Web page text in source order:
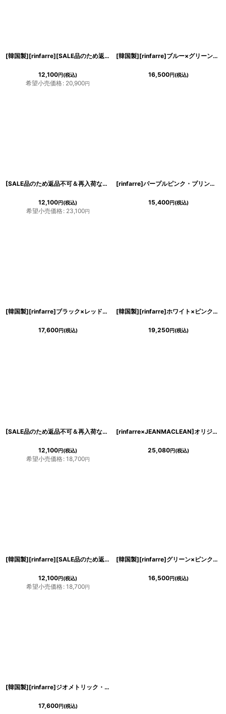
[韓国製][rinfarre][SALE品のため返品不可＆再入荷なしの現品限り]ポップデザイン・襟&ボタン・半袖 ・タイト・ショート・ミニドレス・ワンピース[MIRIN着用][送料無料]
12,100円(税込)
希望小売価格: 20,900円
[韓国製][rinfarre]ブルー×グリーン・ジオメトリック・Vネック・カシュクール・七分袖・マキシ・ロングドレス・ラップワンピース[MIRIN着用][送料無料]
16,500円(税込)
[SALE品のため返品不可＆再入荷なしの現品限り][韓国製][rinfarre]ツイード・ノースリーブ・Vネック・アシメントリー・Aライン・フレア・ミディアムドレス[山崎みどり・MIRIN着用]
12,100円(税込)
希望小売価格: 23,100円
[rinfarre]パープルピンク・プリント柄・シフォン・リボンタイ・プチハイネック・プリーツ・長袖 ・ミディアムドレス・ワンピース[MIRIN着用][送料無料]
15,400円(税込)
[韓国製][rinfarre]ブラック×レッド系・花柄・プリント・カシュクール・七分袖・マキシ・ミディアムドレス・ラップワンピース[MIRIN着用][送料無料]
17,600円(税込)
[韓国製][rinfarre]ホワイト×ピンク系花柄・ボタニカル・フェミニン・ボートネック・ノースリーブ・タイト・ミディアムドレス・ワンピース[MIRIN着用][送料無料]
19,250円(税込)
[SALE品のため返品不可＆再入荷なしの現品限り][韓国製][rinfarre]ダブルピンク・シンプル・無地・タック入り・変形ネック・ノースリーブ・タイト・ミディアムドレス・ワンピース[MIRIN着用]
12,100円(税込)
希望小売価格: 18,700円
[rinfarre×JEANMACLEAN]オリジナル・総スパンコール・ラグジュアリー・背中開き・バックシャン・タイト・ミディアム・ドレス[MIRIN・山崎みどり着用]《送料＆代引き手数料無料》mywh
25,080円(税込)
[韓国製][rinfarre][SALE品のため返品不可＆再入荷なしの現品限り]ピンク・花柄・シフォン・ハイネック・ホルターネック・背中開き・タイト・ミディアムドレス・ワンピース[MIRIN着用][送料無料]
12,100円(税込)
希望小売価格: 18,700円
[韓国製][rinfarre]グリーン×ピンク・プリント・柄・サマー・カシュクール・半袖・マキシ・ミディアムドレス・ラップワンピース[MIRIN着用][送料無料
16,500円(税込)
[韓国製][rinfarre]ジオメトリック・プリント・カシュクール・七分袖・マキシ・ミディアムドレス・ラップワンピース[MIRIN着用][送料無料]
17,600円(税込)